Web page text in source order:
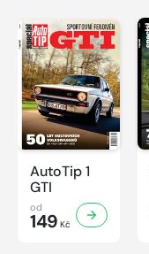
AutoTip 1
GTI
od
149 Kč